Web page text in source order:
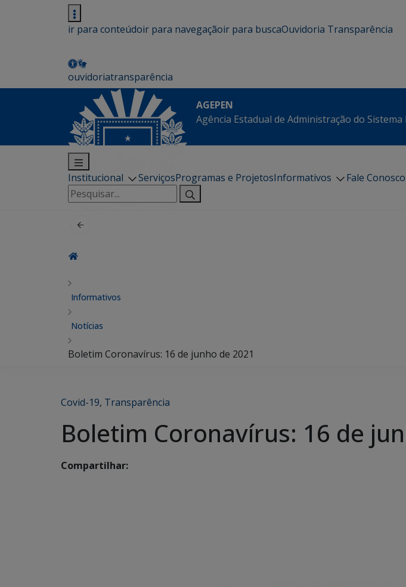
ir para conteúdoir para navegaçãoir para buscaOuvidoria Transparência
ouvidoriatransparência
AGEPEN
Agência Estadual de Administração do
Institucional ServiçosProgramas e ProjetosInformativos
Fale Conosco
Pesquisar
por:
Informativos
Notícias
Boletim Coronavírus: 16 de junho de 2021
Covid-19, Transparência
Boletim Coronavírus: 16 de
Compartilhar: